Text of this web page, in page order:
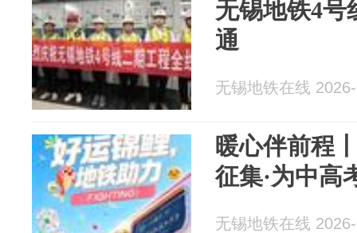
无锡地铁4号
通
无锡地铁在线
暖心伴前程
征集·为中高
无锡地铁在线